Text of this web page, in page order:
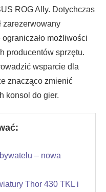
ROG Ally. Dotychczas
zarezerwowany
możliwości
producentów sprzętu.
wsparcie dla
znacząco zmienić
konsol do gier.
– nowa
Thor 430 TKL i